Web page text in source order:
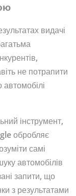
видачі
не потрапити
автомобілі
інструмент,
обробляє
самі
автомобілів
запити, що
з результатами